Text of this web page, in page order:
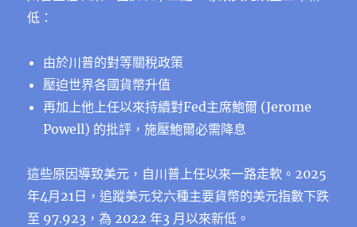
低：
由於川普的對等關稅政策
壓迫世界各國貨幣升值
再加上他上任以來持續對Fed主席鮑爾 (Jerome
Powell) 的批評，施壓鮑爾必需降息
這些原因導致美元，自川普上任以來一路走軟。2025
年4月21日，追蹤美元兌六種主要貨幣的美元指數下跌
⾄ 97.923，為 2022 年3 ⽉以來新低。